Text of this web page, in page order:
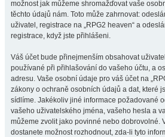
možnost jak můžeme shromažďovat vaše
těchto údajů nám. Toto může zahrnovat:
uživatel, registrace na „RPG2 heaven“ a
registrace, když jste přihlášeni.
Váš účet bude přinejmenším obsahovat
používané při přihlašování do vašeho účtu, a
adresu. Vaše osobní údaje pro váš účet na
zákony o ochraně osobních údajů a dat, které
sídlíme. Jakékoliv jiné informace požadované
vašeho uživatelského jména, vašeho hesla a
můžeme zvolit jako povinné nebo dobrovolné.
dostanete možnost rozhodnout, zda-li tyto